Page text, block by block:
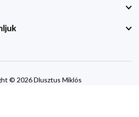
© 2026 Dlusztus Miklós